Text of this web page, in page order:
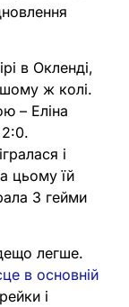
в Окленді,
ж колі.
– Еліна
2:0.
і
цьому їй
3 гейми
легше.
в основній
і